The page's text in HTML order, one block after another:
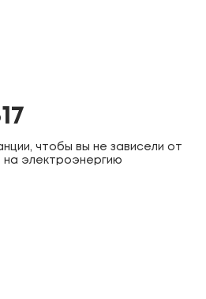
чтобы вы не зависели от
электроэнергию